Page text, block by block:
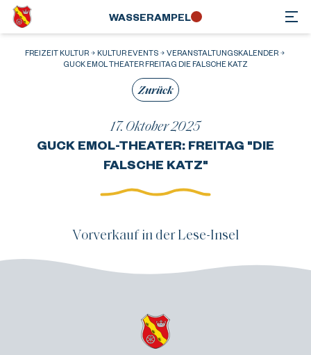
WASSER­AMPEL
Zurück
FREIZEIT KULTUR KULTUR EVENTS
VERANSTALTUNGSKALENDER
GUCK EMOL THEATER FREITAG DIE FALSCHE KATZ
17. Oktober 2025
GUCK EMOL-THEATER: FREITAG "DIE
FALSCHE KATZ"
Vorverkauf in der Lese-Insel